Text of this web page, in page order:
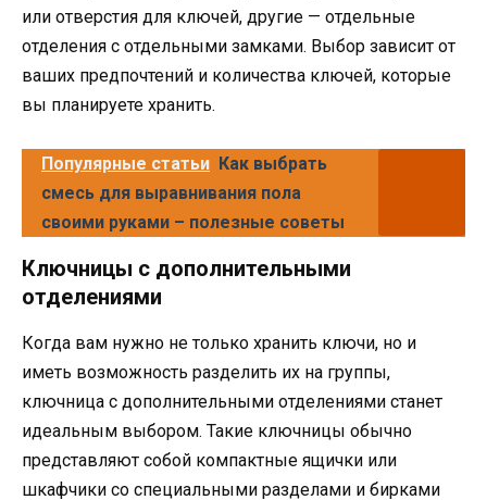
или отверстия для ключей, другие — отдельные
отделения с отдельными замками. Выбор зависит от
ваших предпочтений и количества ключей, которые
вы планируете хранить.
Популярные статьи Как выбрать
смесь для выравнивания пола
своими руками – полезные советы
Ключницы с дополнительными
отделениями
Когда вам нужно не только хранить ключи, но и
иметь возможность разделить их на группы,
ключница с дополнительными отделениями станет
идеальным выбором. Такие ключницы обычно
представляют собой компактные ящички или
шкафчики со специальными разделами и бирками